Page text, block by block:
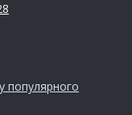
популярного